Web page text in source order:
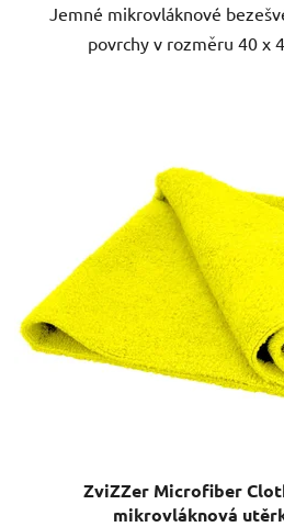
Jemné mikrovláknové
povrchy v rozměru 40 x
ZviZZer Microfiber
mikrovláknová